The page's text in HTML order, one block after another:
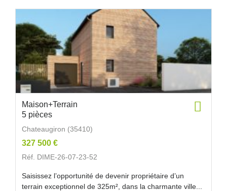
Maison+Terrain
5 pièces
Chateaugiron (35410)
327 500 €
Réf. DIME-26-07-23-52
Saisissez l’opportunité de devenir propriétaire d’un
terrain exceptionnel de 325m², dans la charmante ville...